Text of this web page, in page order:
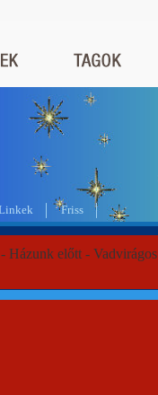
Friss
Házunk előtt - Vadvirágos